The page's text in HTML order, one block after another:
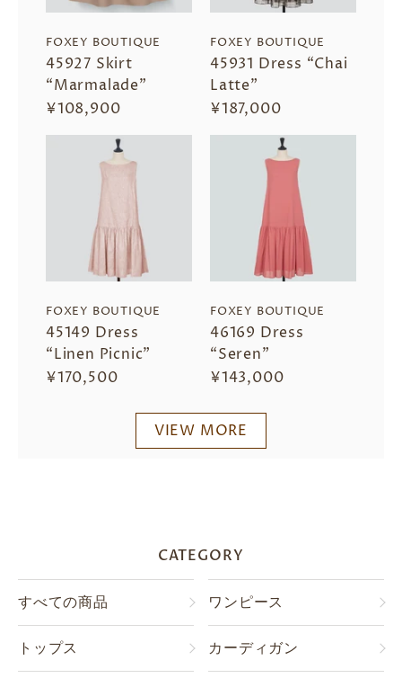
FOXEY BOUTIQUE
45927 Skirt
“Marmalade”
¥108,900
FOXEY BOUTIQUE
45931 Dress “Chai
Latte”
¥187,000
FOXEY BOUTIQUE
45149 Dress
“Linen Picnic”
¥170,500
FOXEY BOUTIQUE
46169 Dress
“Seren”
¥143,000
VIEW MORE
CATEGORY
すべての商品 ワンピース
トップス カーディガン